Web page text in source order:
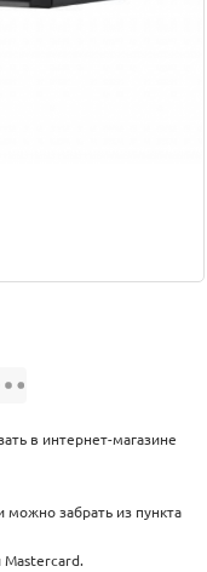
в интернет-магазине
можно забрать из пункта
Mastercard.